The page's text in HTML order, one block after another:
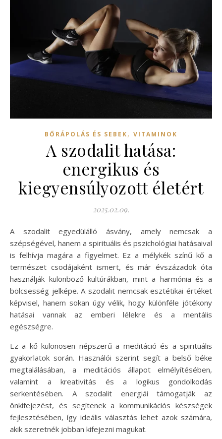
BŐRÁPOLÁS ÉS SEBEK, VITAMINOK
A szodalit hatása:
energikus és
kiegyensúlyozott életért
2025.02.09.
A szodalit egyedülálló ásvány, amely nemcsak a
szépségével, hanem a spirituális és pszichológiai hatásaival
is felhívja magára a figyelmet. Ez a mélykék színű kő a
természet csodájaként ismert, és már évszázadok óta
használják különböző kultúrákban, mint a harmónia és a
bölcsesség jelképe. A szodalit nemcsak esztétikai értéket
képvisel, hanem sokan úgy vélik, hogy különféle jótékony
hatásai vannak az emberi lélekre és a mentális
egészségre.
Ez a kő különösen népszerű a meditáció és a spirituális
gyakorlatok során. Használói szerint segít a belső béke
megtalálásában, a meditációs állapot elmélyítésében,
valamint a kreativitás és a logikus gondolkodás
serkentésében. A szodalit energiái támogatják az
önkifejezést, és segítenek a kommunikációs készségek
fejlesztésében, így ideális választás lehet azok számára,
akik szeretnék jobban kifejezni magukat.